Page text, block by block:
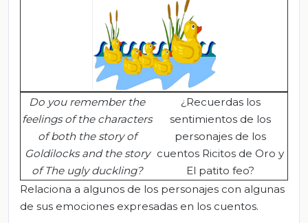
Do you remember the
feelings of the characters
of both the story of
Goldilocks and the story
ofTheugly duckling?
¿Recuerdas los
sentimientos de los
personajes de los
cuentos Ricitos de Oro y
El patito feo?
Relaciona a algunos de los personajes con algunas
de sus emociones expresadas en los cuentos.